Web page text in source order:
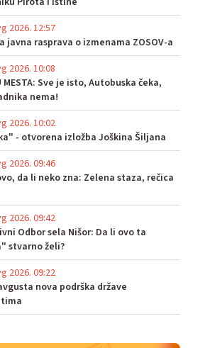
2026. 12:57
javna rasprava o izmenama ZOSOV-a
2026. 10:08
MESTA: Sve je isto, Autobuska čeka,
nema!
2026. 10:02
- otvorena izložba Joškina Šiljana
2026. 09:46
da li neko zna: Zelena staza, rečica
2026. 09:42
Odbor sela Nišor: Da li ovo ta
stvarno želi?
2026. 09:22
nova podrška države